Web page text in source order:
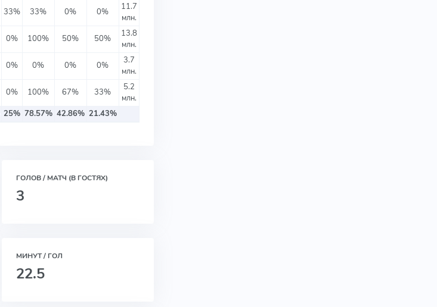
33% 33% 0% 0%
11.7
млн.
0% 100% 50% 50%
13.8
млн.
0% 0% 0% 0%
3.7
млн.
0% 100% 67% 33%
5.2
млн.
25% 78.57% 42.86% 21.43%
ГОЛОВ / МАТЧ (В ГОСТЯХ)
3
МИНУТ / ГОЛ
22.5